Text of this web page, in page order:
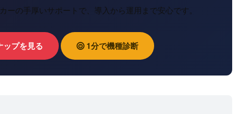
ーの手厚いサポートで、導入から運用まで安心です。
プを見る 1分で機種診断